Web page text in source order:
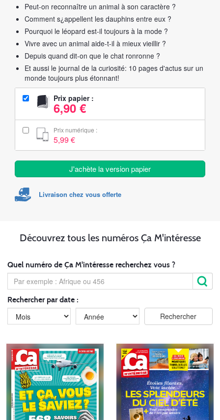
Peut-on reconnaître un animal à son caractère ?
Comment s¿appellent les dauphins entre eux ?
Pourquoi le léopard est-il toujours à la mode ?
Vivre avec un animal aide-t-il à mieux vieillir ?
Depuis quand dit-on que le chat ronronne ?
Et aussi le journal de la curiosité: 10 pages d'actus sur un
monde toujours plus étonnant!
Prix papier :
6,90 €
Prix numérique :
5,99 €
J'achète la version papier
Livraison chez vous offerte
Découvrez tous les numéros Ça M'intéresse
Quel numéro de Ça M'intéresse recherchez vous ?
Rechercher par date :